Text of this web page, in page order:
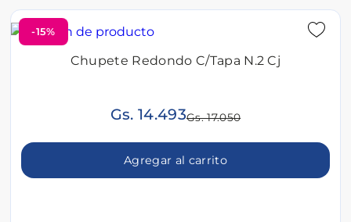
-15%
Chupete Redondo C/Tapa N.2 Cj
Gs. 14.493Gs. 17.050
Agregar al carrito